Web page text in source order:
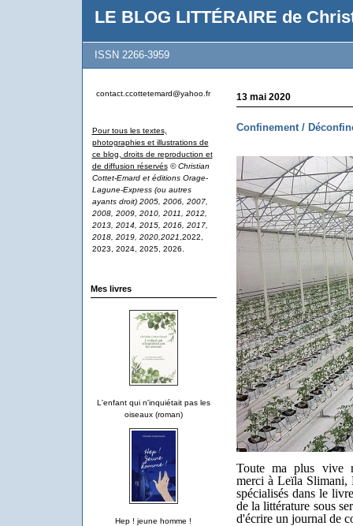
LE BLOG LITTÉRAIRE de
ISSN 2266-3959
contact.ccottetemard@yahoo.fr
Pour tous les textes,
photographies et illustrations de
ce blog, droits de reproduction et
de diffusion réservés © Christian
Cottet-Emard et éditions Orage-
Lagune-Express (ou autres
ayants droit) 2005, 2006, 2007,
2008, 2009, 2010, 2011, 2012,
2013, 2014, 2015, 2016, 2017,
2018, 2019, 2020,2021 ,2022,
2023, 2024, 2025, 2026.
Mes livres
L'enfant qui n'inquiétait pas les
oiseaux (roman)
Hep ! jeune homme !
13 mai 2020
Confinement /
Toute ma plus vive
merci à Leïla Slimani,
spécialisés dans le
de la littérature sous
d'écrire un journal de